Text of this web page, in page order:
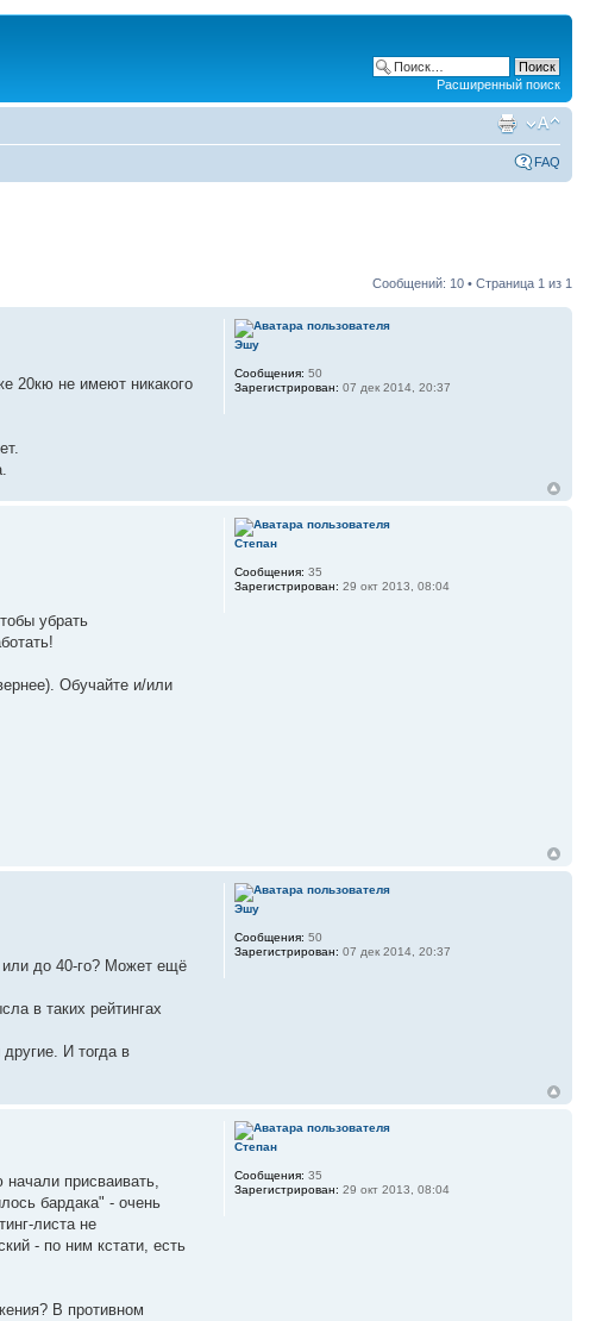
Расширенный поиск
FAQ
Сообщений: 10 • Страница 1 из 1
20кю не имеют никакого
Эшу
Сообщения: 50
Зарегистрирован: 07 дек 2014, 20:37
убрать
Обучайте и/или
Степан
Сообщения: 35
Зарегистрирован: 29 окт 2013, 08:04
до 40-го? Может ещё
в таких рейтингах
И тогда в
Эшу
Сообщения: 50
Зарегистрирован: 07 дек 2014, 20:37
присваивать,
бардака" - очень
листа не
- по ним кстати, есть
В противном
Степан
Сообщения: 35
Зарегистрирован: 29 окт 2013, 08:04